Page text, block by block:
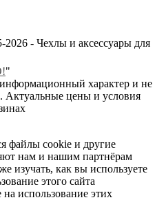
- Чехлы и аксессуары для
"
характер и не
Актуальные цены и условия
файлы cookie и другие
нам и нашим партнёрам
изучать, как вы используете
этого сайта
на использование этих